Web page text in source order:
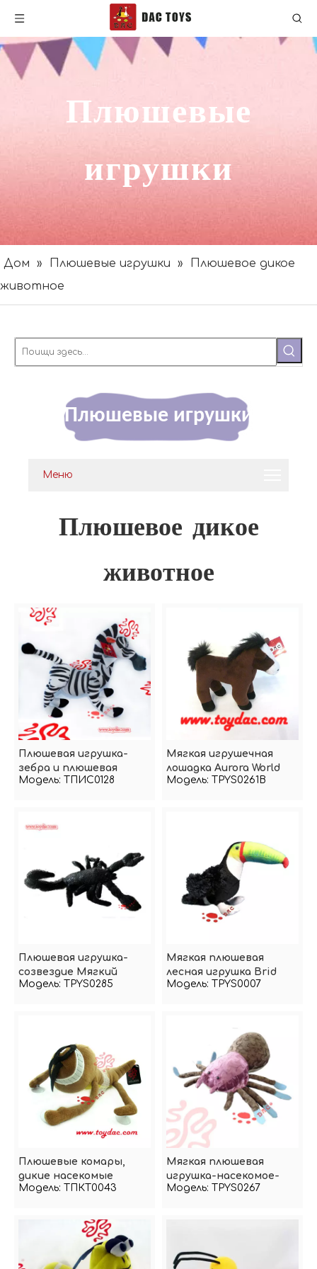
Плюшевые
игрушки
Дом » Плюшевые игрушки »
Плюшевое дикое
животное
Плюшевые игрушки
Меню
Плюшевое дикое
животное
Плюшевая игрушка-
зебра и плюшевая
лошадь
Модель: ТПИС0128
Мягкая игрушечная
лошадка Aurora World
Модель: TPYS0261B
Плюшевая игрушка-
созвездие Мягкий
скорпион
Модель: TPYS0285
Мягкая плюшевая
лесная игрушка Brid
Модель: TPYS0007
Плюшевые комары,
дикие насекомые
Модель: ТПКТ0043
Мягкая плюшевая
игрушка-насекомое-
паук
Модель: TPYS0267